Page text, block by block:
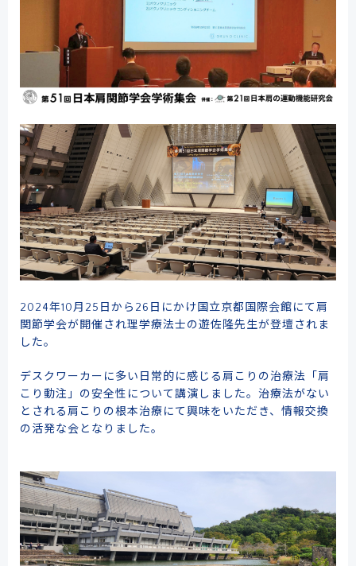
2024年10月25日から26日にかけ国立京都国際会館にて肩
関節学会が開催され理学療法士の遊佐隆先生が登壇されま
した。
デスクワーカーに多い日常的に感じる肩こりの治療法「肩
こり動注」の安全性について講演しました。治療法がない
とされる肩こりの根本治療にて興味をいただき、情報交換
の活発な会となりました。